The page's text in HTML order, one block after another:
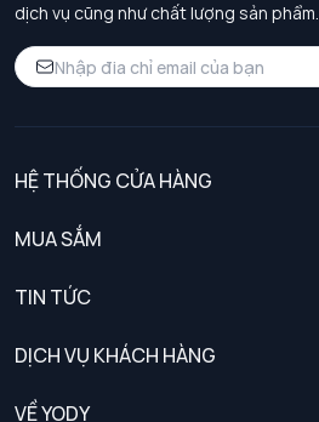
dịch vụ cũng như chất lượng sản phẩm.
HỆ THỐNG CỬA HÀNG
MUA SẮM
TIN TỨC
DỊCH VỤ KHÁCH HÀNG
Chính sách khách hàng thân thiết
VỀ YODY